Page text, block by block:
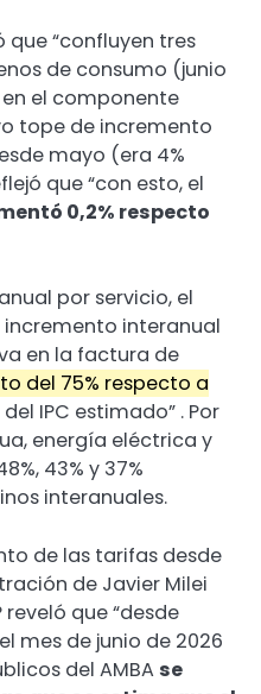
que “confluyen tres
de consumo (junio
el componente
tope de incremento
mayo (era 4%
que “con esto, el
0,2% respecto
por servicio, el
interanual
en la factura de
del 75% respecto a
IPC estimado” . Por
energía eléctrica y
43% y 37%
interanuales.
de las tarifas desde
de Javier Milei
que “desde
mes de junio de 2026
del AMBA se